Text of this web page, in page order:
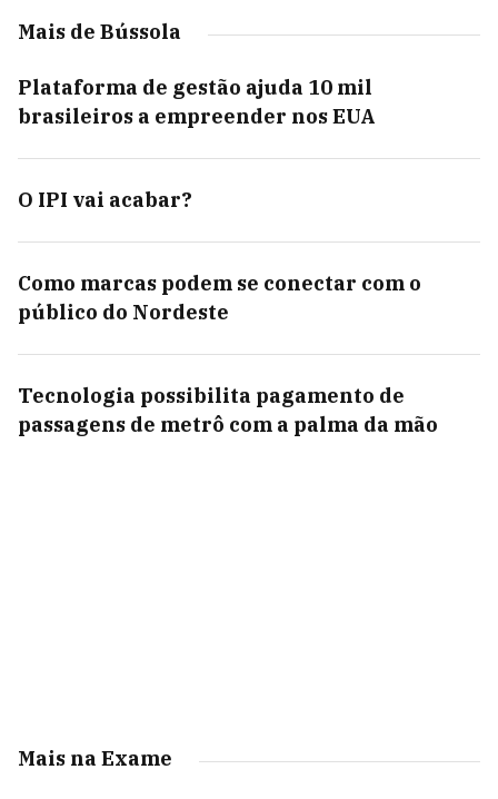
Mais de Bússola
Plataforma de gestão ajuda 10 mil
brasileiros a empreender nos EUA
O IPI vai acabar?
Como marcas podem se conectar com o
público do Nordeste
Tecnologia possibilita pagamento de
passagens de metrô com a palma da mão
Mais na Exame